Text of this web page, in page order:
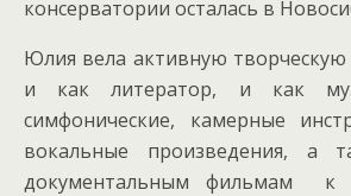
консерватории осталась в
Юлия вела активную
и как литератор, и как
симфонические, камерные
вокальные произведения, а
документальным фильмам к